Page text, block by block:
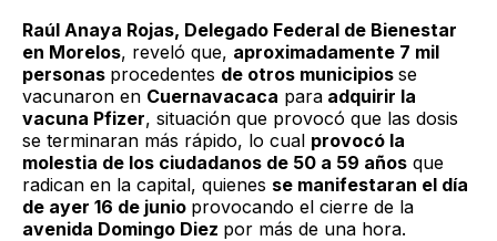
Raúl Anaya Rojas, Delegado Federal de Bienestar
en Morelos, reveló que, aproximadamente 7 mil
personas procedentes de otros municipios se
vacunaron en Cuernavacaca para adquirir la
vacuna Pfizer, situación que provocó que las dosis
se terminaran más rápido, lo cual provocó la
molestia de los ciudadanos de 50 a 59 años que
radican en la capital, quienes se manifestaran el día
de ayer 16 de junio provocando el cierre de la
avenida Domingo Diez por más de una hora.